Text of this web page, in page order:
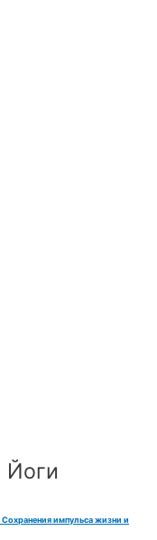
Йоги
импульса жизни и